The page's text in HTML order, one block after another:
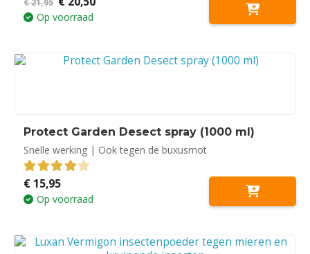
€21,95
prijs
was:
Op voorraad
Protect Garden Desect spray (1000 ml)
Snelle werking | Ook tegen de buxusmot
4.00out of 5
€ 15,95
Op voorraad